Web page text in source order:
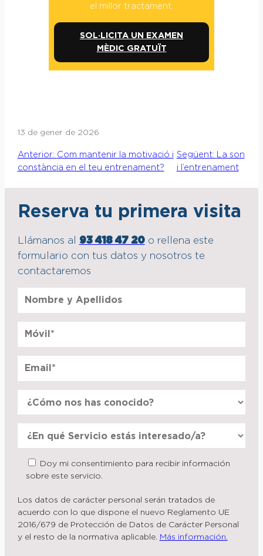
el millor tractament.
SOL·LICITA UN EXAMEN
MÈDIC GRATUÏT
13 de gener de 2026
Anterior: Com mantenir la motivació i
constància en el teu entrenament?
Següent: La son
i l’entrenament
Reserva tu primera visita
Llámanos al 93 418 47 20o rellena este
formulario con tus datos y nosotros te
contactaremos
Doy mi consentimiento para recibir información
sobre este servicio.
Los datos de carácter personal serán tratados de
acuerdo con lo que dispone el nuevo Reglamento UE
2016/679 de Protección de Datos de Carácter Personal
y el resto de la normativa aplicable. Más información.